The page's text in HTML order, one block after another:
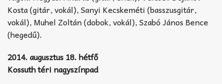
Kosta (gitár, vokál), Sanyi Kecskeméti (basszusgitár,
vokál), Muhel Zoltán (dobok, vokál), Szabó János Bence
(hegedű).
2014. augusztus 18. hétfő
Kossuth téri nagyszínpad